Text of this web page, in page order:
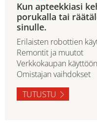
Kun apteekkiasi
porukalla tai
sinulle.
Erilaisten robottien
Remontit ja muutot
Verkkokaupan
Omistajan vaihdokset
TUTUSTU